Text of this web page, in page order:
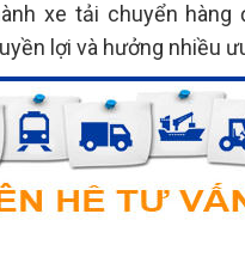
xe tải chuyển hàng
lợi và hưởng nhiều